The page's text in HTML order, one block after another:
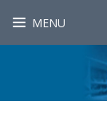
MENU